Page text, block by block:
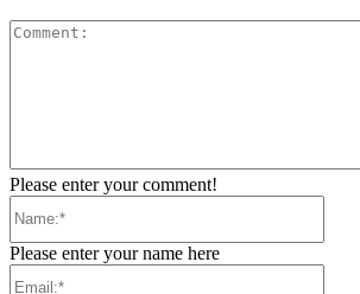
Please enter your comment!
Please enter your name here